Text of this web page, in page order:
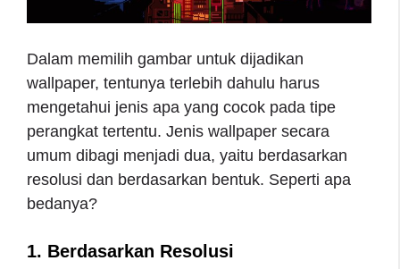
Dalam memilih gambar untuk dijadikan
wallpaper, tentunya terlebih dahulu harus
mengetahui jenis apa yang cocok pada tipe
perangkat tertentu. Jenis wallpaper secara
umum dibagi menjadi dua, yaitu berdasarkan
resolusi dan berdasarkan bentuk. Seperti apa
bedanya?
1. Berdasarkan Resolusi